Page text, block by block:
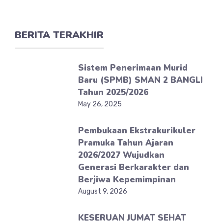
BERITA TERAKHIR
Sistem Penerimaan Murid
Baru (SPMB) SMAN 2 BANGLI
Tahun 2025/2026
May 26, 2025
Pembukaan Ekstrakurikuler
Pramuka Tahun Ajaran
2026/2027 Wujudkan
Generasi Berkarakter dan
Berjiwa Kepemimpinan
August 9, 2026
KESERUAN JUMAT SEHAT